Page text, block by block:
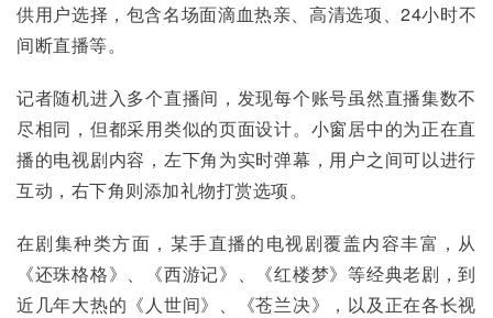
供用户选择，包含名场面滴血热亲、高清选项、24小时不
间断直播等。
记者随机进入多个直播间，发现每个账号虽然直播集数不
尽相同，但都采用类似的页面设计。小窗居中的为正在直
播的电视剧内容，左下角为实时弹幕，用户之间可以进行
互动，右下角则添加礼物打赏选项。
在剧集种类方面，某手直播的电视剧覆盖内容丰富，从
《还珠格格》、《西游记》、《红楼梦》等经典老剧，到
近几年大热的《人世间》、《苍兰决》，以及正在各长视